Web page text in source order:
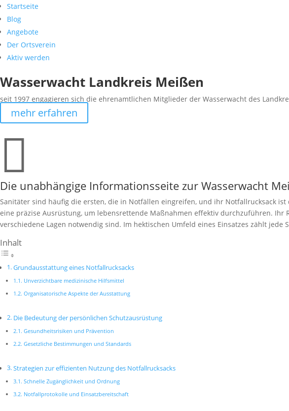
Startseite
Blog
Angebote
Der Ortsverein
Aktiv werden
Wasserwacht Landkreis Meißen
seit 1997 engagieren sich die ehrenamtlichen Mitglieder der Wasserwacht des
mehr erfahren

Die unabhängige Informationsseite zur Wasserwacht
Sanitäter sind häufig die ersten, die in Notfällen eingreifen, und ihr Notfallrucksack
eine präzise Ausrüstung, um lebensrettende Maßnahmen effektiv durchzuführen.
verschiedene Lagen notwendig sind. Im hektischen Umfeld eines Einsatzes zählt
Inhalt
Grundausstattung eines Notfallrucksacks
Unverzichtbare medizinische Hilfsmittel
Organisatorische Aspekte der Ausstattung
Die Bedeutung der persönlichen Schutzausrüstung
Gesundheitsrisiken und Prävention
Gesetzliche Bestimmungen und Standards
Strategien zur effizienten Nutzung des Notfallrucksacks
Schnelle Zugänglichkeit und Ordnung
Notfallprotokolle und Einsatzbereitschaft